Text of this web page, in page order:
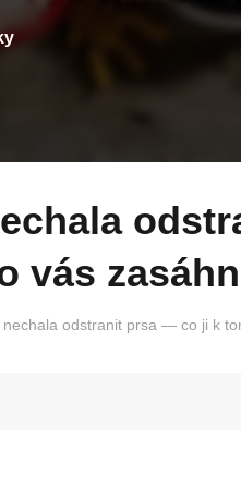
vás
nechala odstranit prsa — co ji k